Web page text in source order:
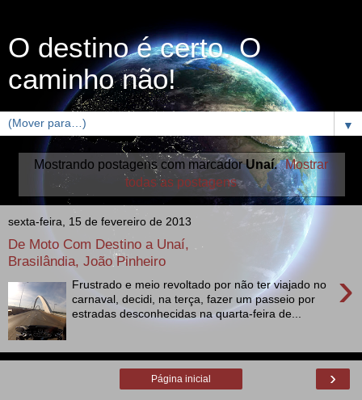
O destino é certo. O
caminho não!
▼
Mostrando postagens com marcadorUnaí. Mostrar
todas as postagens
sexta-feira, 15 de fevereiro de 2013
De Moto Com Destino a Unaí,
Brasilândia, João Pinheiro
›
Frustrado e meio revoltado por não ter viajado no
carnaval, decidi, na terça, fazer um passeio por
estradas desconhecidas na quarta-feira de...
›
Página inicial